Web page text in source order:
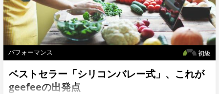
初級
パフォーマンス
ベストセラー「シリコンバレー式」、これが
geefeeの出発点